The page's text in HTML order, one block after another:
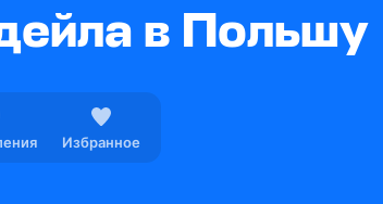
в Польшу
Избранное